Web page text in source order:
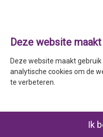
Deze website
Deze website maakt
analytische cookies om de
te verbeteren.
Ik